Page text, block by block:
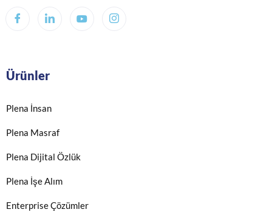
Ürünler
Plena İnsan
Plena Masraf
Plena Dijital Özlük
Plena İşe Alım
Enterprise Çözümler